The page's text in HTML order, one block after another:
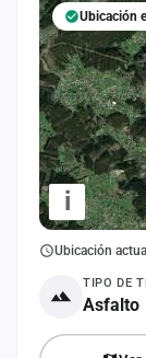
i
Ubicación
Ubicación
TIPO DE
Asfalto